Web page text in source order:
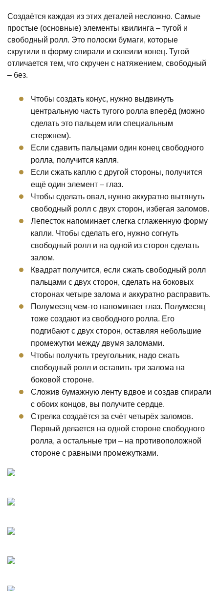
Создаётся каждая из этих деталей несложно. Самые
простые (основные) элементы квилинга – тугой и
свободный ролл. Это полоски бумаги, которые
скрутили в форму спирали и склеили конец. Тугой
отличается тем, что скручен с натяжением, свободный
– без.
Чтобы создать конус, нужно выдвинуть
центральную часть тугого ролла вперёд (можно
сделать это пальцем или специальным
стержнем).
Если сдавить пальцами один конец свободного
ролла, получится капля.
Если сжать каплю с другой стороны, получится
ещё один элемент – глаз.
Чтобы сделать овал, нужно аккуратно вытянуть
свободный ролл с двух сторон, избегая заломов.
Лепесток напоминает слегка сглаженную форму
капли. Чтобы сделать его, нужно согнуть
свободный ролл и на одной из сторон сделать
залом.
Квадрат получится, если сжать свободный ролл
пальцами с двух сторон, сделать на боковых
сторонах четыре залома и аккуратно расправить.
Полумесяц чем-то напоминает глаз. Полумесяц
тоже создают из свободного ролла. Его
подгибают с двух сторон, оставляя небольшие
промежутки между двумя заломами.
Чтобы получить треугольник, надо сжать
свободный ролл и оставить три залома на
боковой стороне.
Сложив бумажную ленту вдвое и создав спирали
с обоих концов, вы получите сердце.
Стрелка создаётся за счёт четырёх заломов.
Первый делается на одной стороне свободного
ролла, а остальные три – на противоположной
стороне с равными промежутками.